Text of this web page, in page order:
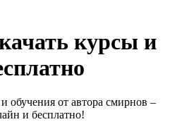
курсы и
обучения от автора смирнов –
и бесплатно!